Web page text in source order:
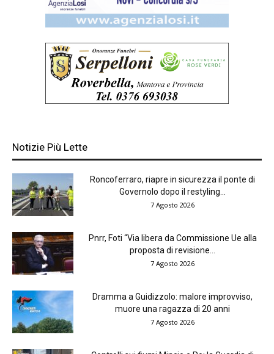
Notizie Più Lette
Roncoferraro, riapre in sicurezza il ponte di
Governolo dopo il restyling...
7 Agosto 2026
Pnrr, Foti “Via libera da Commissione Ue alla
proposta di revisione...
7 Agosto 2026
Dramma a Guidizzolo: malore improvviso,
muore una ragazza di 20 anni
7 Agosto 2026